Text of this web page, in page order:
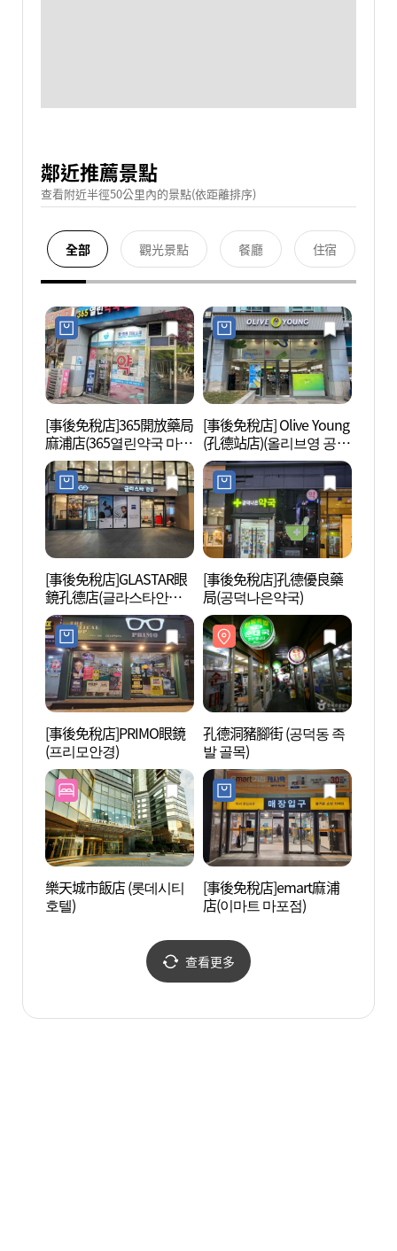
鄰近推薦景點
查看附近半徑50公里內的景點(依距離排序)
全部 觀光景點 餐廳 住宿
[事後免稅店]365開放藥局
麻浦店(365열린약국 마포
점)
[事後免稅店] Olive Young
(孔德站店)(올리브영 공덕
역점)
[事後免稅店]GLASTAR眼
鏡孔德店(글라스타안경
공덕점)
[事後免稅店]孔德優良藥
局(공덕나은약국)
[事後免稅店]PRIMO眼鏡
(프리모안경)
孔德洞豬腳街 (공덕동 족
발 골목)
樂天城市飯店 (롯데시티
호텔)
[事後免稅店]emart麻浦
店(이마트 마포점)
查看更多